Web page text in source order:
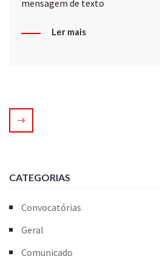
mensagem de texto
Ler mais
CATEGORIAS
Convocatórias
Geral
Comunicado